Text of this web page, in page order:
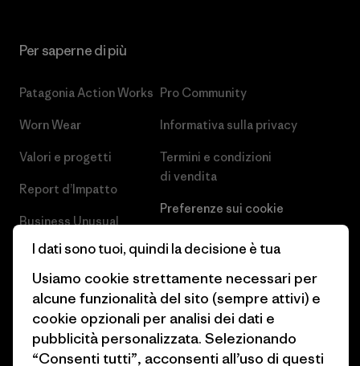
Per saperne di più
Patagonia Action Works
Worn Wear
Valori e progetti
Report d’Impatto
Business Unusual
Obiettivi climatici
1% For The Planet
Come finanziamo
Buoni regalo
Pro Community
Informativa sulla privacy
Termini e condizioni
di vendita
Preferenze sui cookie
Lavora con noi
Stampa e media
Industry program
Programma di affiliazione
I dati sono tuoi, quindi la decisione è tua
Usiamo cookie strettamente necessari per
alcune funzionalità del sito (sempre attivi) e
cookie opzionali per analisi dei dati e
pubblicità personalizzata. Selezionando
“Consenti tutti”, acconsenti all’uso di questi